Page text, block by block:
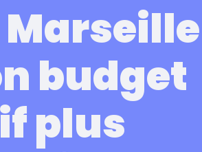
budget
plus